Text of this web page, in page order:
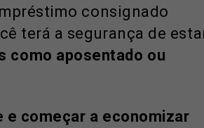
consignado
terá a segurança de
como aposentado ou
e começar a economizar